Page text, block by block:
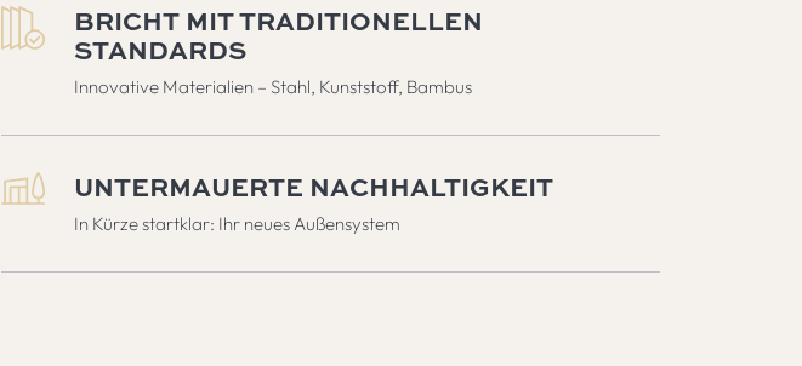
BRICHT MIT TRADITIONELLEN
STANDARDS
Innovative Materialien – Stahl, Kunststoff, Bambus
UNTERMAUERTE NACHHALTIGKEIT
In Kürze startklar: Ihr neues Außensystem